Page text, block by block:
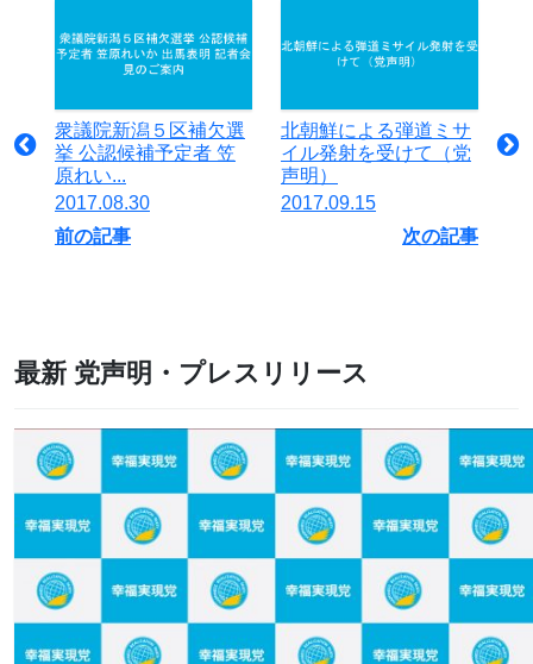
衆議院新潟５区補欠選
挙 公認候補予定者 笠
原れい...
2017.08.30
前の記事
北朝鮮による弾道ミサ
イル発射を受けて（党
声明）
2017.09.15
次の記事
最新 党声明・プレスリリース